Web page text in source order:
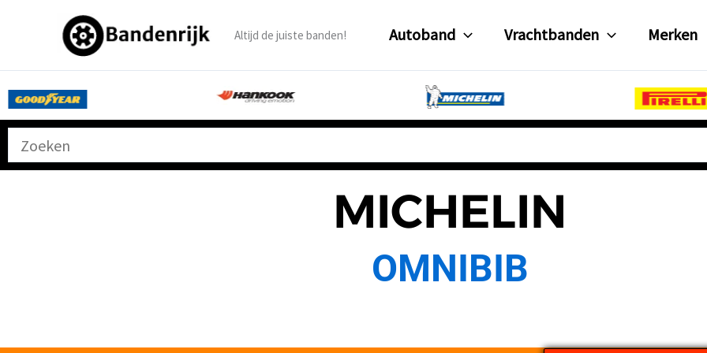
inhoud
Altijd de juiste banden! Autoband Vrachtbanden Merken
MICHELIN
OMNIBIB